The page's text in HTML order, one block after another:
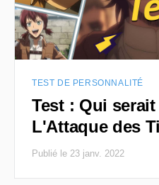
TEST DE PERSONNALITÉ
Test : Qui
L'Attaque des
Publié le 23 janv. 2022